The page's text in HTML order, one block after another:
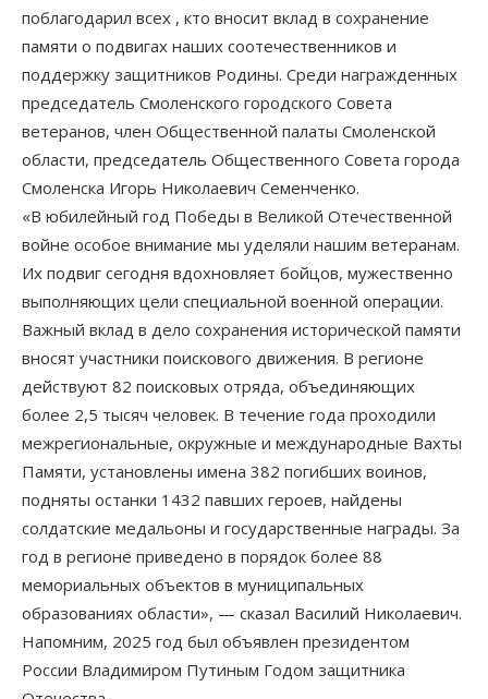
поблагодарил всех , кто вносит вклад в сохранение
памяти о подвигах наших соотечественников и
поддержку защитников Родины. Среди награжденных
председатель Смоленского городского Совета
ветеранов, член Общественной палаты Смоленской
области, председатель Общественного Совета города
Смоленска Игорь Николаевич Семенченко.
«В юбилейный год Победы в Великой Отечественной
войне особое внимание мы уделяли нашим ветеранам.
Их подвиг сегодня вдохновляет бойцов, мужественно
выполняющих цели специальной военной операции.
Важный вклад в дело сохранения исторической памяти
вносят участники поискового движения. В регионе
действуют 82 поисковых отряда, объединяющих
более 2,5 тысяч человек. В течение года проходили
межрегиональные, окружные и международные Вахты
Памяти, установлены имена 382 погибших воинов,
подняты останки 1432 павших героев, найдены
солдатские медальоны и государственные награды. За
год в регионе приведено в порядок более 88
мемориальных объектов в муниципальных
образованиях области», — сказал Василий Николаевич.
Напомним, 2025 год был объявлен президентом
России Владимиром Путиным Годом защитника